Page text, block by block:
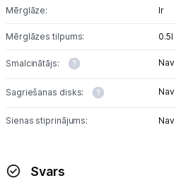
Informācija
Mērglāze: Ir
Mērglāzes tilpums: 0.5l
Smalcinātājs: Nav
Sagriešanas disks: Nav
Sienas stiprinājums: Nav
Svars